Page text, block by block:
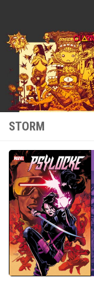
STORM